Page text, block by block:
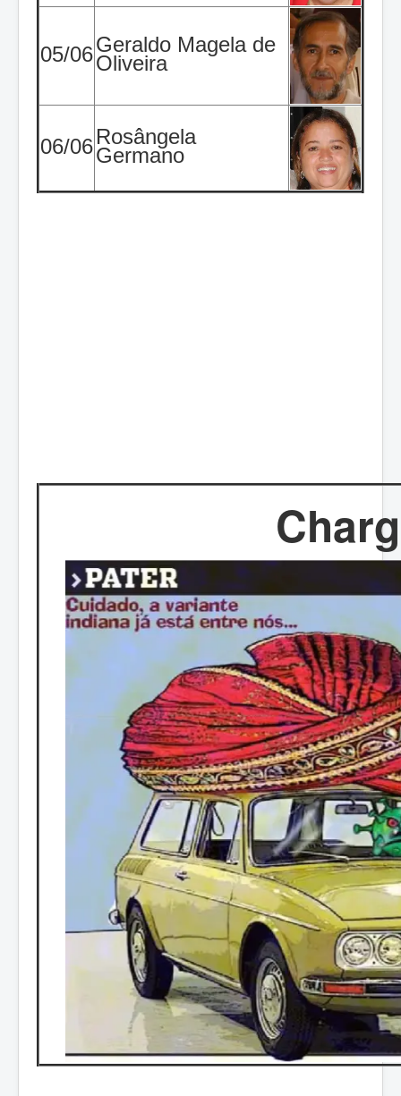
05/06Geraldo Magela de
Oliveira
06/06Rosângela
Germano